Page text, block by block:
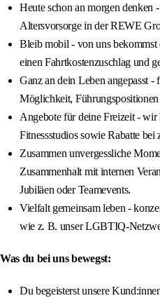
Heute schon an morgen denken
Altersvorsorge in der REWE
Bleib mobil - von uns bekommst
einen Fahrtkostenzuschlag und
Ganz an dein Leben angepasst
Möglichkeit,
Angebote für deine Freizeit -
Fitnessstudios sowie Rabatte bei
Zusammen unvergessliche
Zusammenhalt mit internen
Jubiläen oder Teamevents.
Vielfalt gemeinsam leben -
wie z. B. unser LGBTIQ-
Was du bei uns bewegst:
Du begeisterst unsere